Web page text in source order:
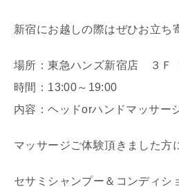
新宿にお越しの際はぜひお立ち
場所：東急ハンズ新宿店 ３Ｆ
時間：13:00～19:00
内容：ヘッドorハンドマッサー
マッサージご体験頂きました方
セサミシャンプー＆コンディシ